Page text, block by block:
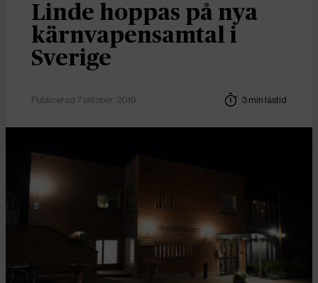
Linde hoppas på nya
kärnvapensamtal i
Sverige
Publicerad 7 oktober, 2019 3 min lästid